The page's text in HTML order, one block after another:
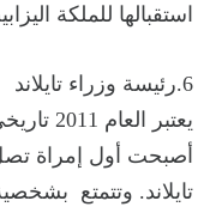
استقبالها للملكة
6.رئيسة وزراء تايلاند
يعتبر
أصبحت أول إمراة
تايلاند. وتتمتع